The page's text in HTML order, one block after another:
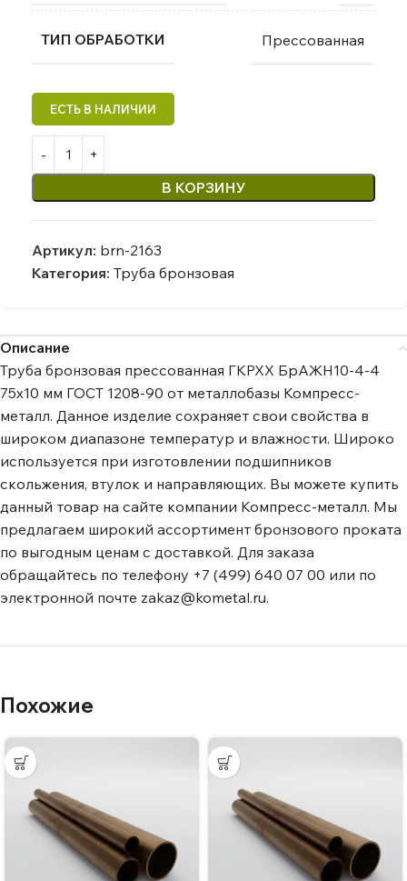
ТИП ОБРАБОТКИ Прессованная
В КОРЗИНУ
Артикул: brn-2163
Категория: Труба бронзовая
Описание
Труба бронзовая прессованная ГКРХХ БрАЖН10-4-4
75х10 мм ГОСТ 1208-90 от металлобазы Компресс-
металл. Данное изделие сохраняет свои свойства в
широком диапазоне температур и влажности. Широко
используется при изготовлении подшипников
скольжения, втулок и направляющих. Вы можете купить
данный товар на сайте компании Компресс-металл. Мы
предлагаем широкий ассортимент бронзового проката
по выгодным ценам с доставкой. Для заказа
обращайтесь по телефону +7 (499) 640 07 00 или по
электронной почте zakaz@kometal.ru.
Похожие